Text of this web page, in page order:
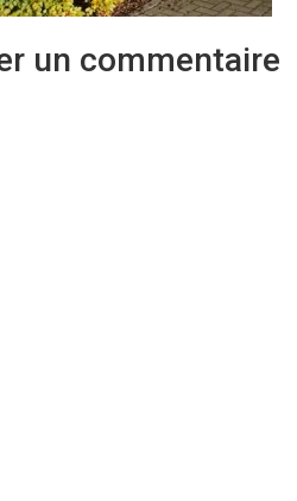
un commentaire